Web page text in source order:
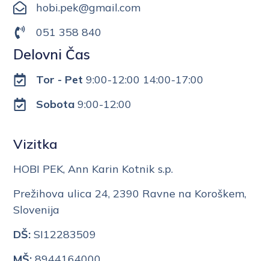
hobi.pek@gmail.com
051 358 840
Delovni Čas
Tor - Pet 9:00-12:00 14:00-17:00
Sobota9:00-12:00
Vizitka
HOBI PEK, Ann Karin Kotnik s.p.
Prežihova ulica 24, 2390 Ravne na Koroškem,
Slovenija
DŠ: SI12283509